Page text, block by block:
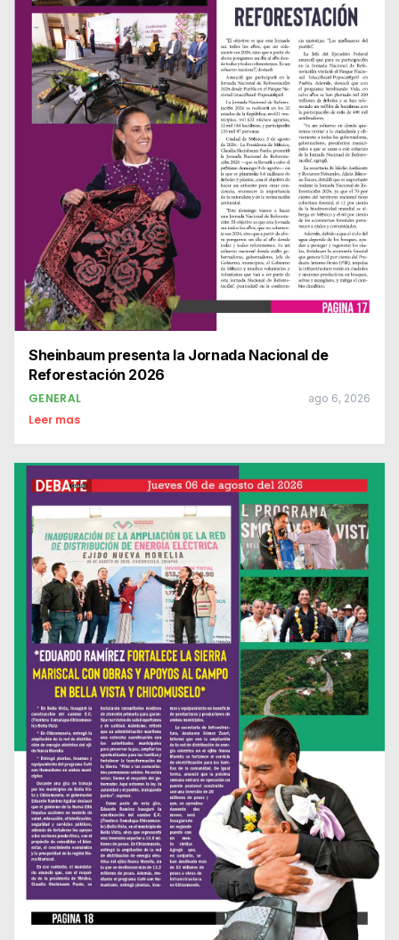
Sheinbaum presenta la Jornada Nacional de
Reforestación 2026
GENERAL ago 6, 2026
Leer mas